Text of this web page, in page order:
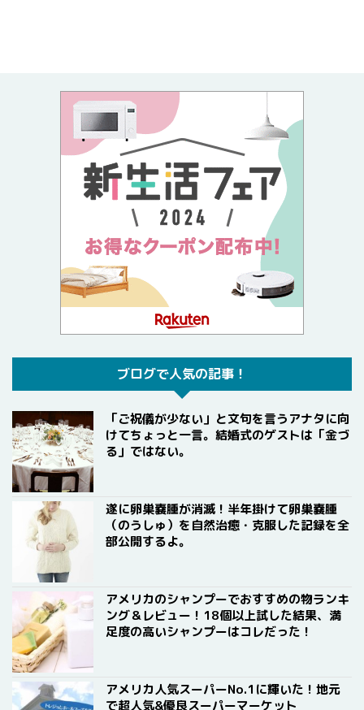
ブログで人気の記事！
「ご祝儀が少ない」と文句を言うアナタに向
けてちょっと一言。結婚式のゲストは「金づ
る」ではない。
遂に卵巣嚢腫が消滅！半年掛けて卵巣嚢腫
（のうしゅ）を自然治癒・克服した記録を全
部公開するよ。
アメリカのシャンプーでおすすめの物ランキ
ング＆レビュー！18個以上試した結果、満
足度の高いシャンプーはコレだった！
アメリカ人気スーパーNo.1に輝いた！地元
で超人気&優良スーパーマーケット